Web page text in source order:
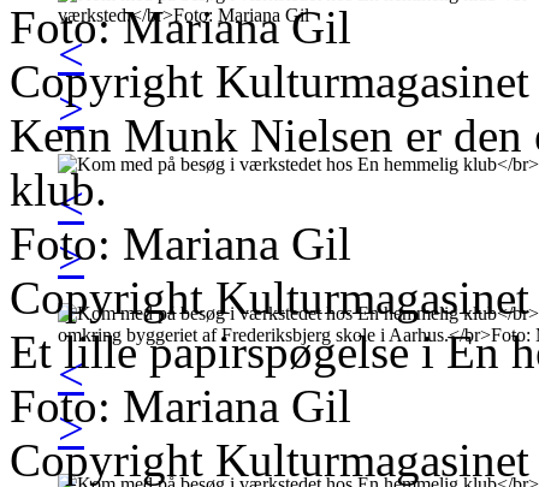
<
>
<
>
<
>
Foto: Mariana Gil
Copyright
Kenn Munk Nielsen er
klub.
Foto: Mariana Gil
Copyright
Et lille papirspøgelse i En
Foto: Mariana Gil
Copyright